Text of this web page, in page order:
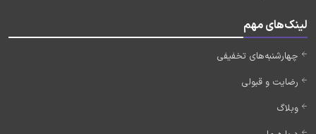
لینک‌های مهم
چهارشنبه‌های تخفیفی
رضایت و قبولی
وبلاگ